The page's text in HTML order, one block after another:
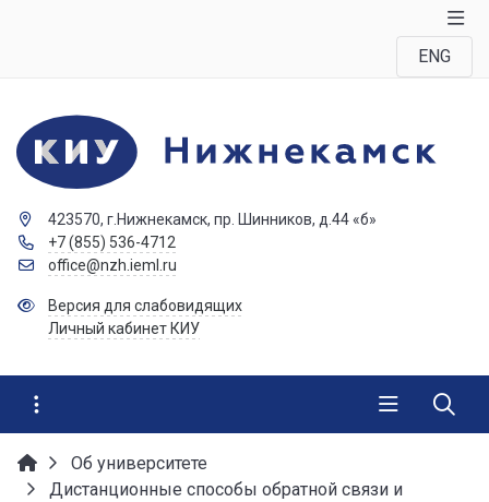
ENG
423570, г.Нижнекамск, пр. Шинников, д.44 «б»
+7 (855) 536-4712
office@nzh.ieml.ru
Версия для слабовидящих
Личный кабинет КИУ
Об университете
Дистанционные способы обратной связи и